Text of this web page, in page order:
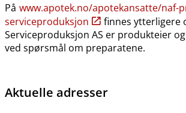
På www.apotek.no​/​apotekansatte​/​naf-
serviceproduksjon
finnes ytterligere
Serviceproduksjon AS er produkteier
ved spørsmål om preparatene.
Aktuelle adresser